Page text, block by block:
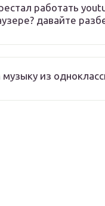
работать
давайте
из